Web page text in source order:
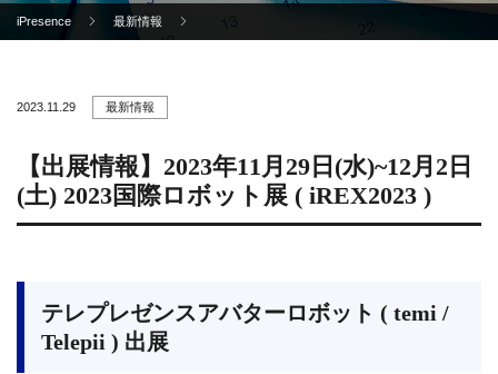
iPresence 最新情報
2023.11.29 最新情報
【出展情報】2023年11月29日(水)~12月2日
(土) 2023国際ロボット展 ( iREX2023 )
テレプレゼンスアバターロボット ( temi /
Telepii ) 出展